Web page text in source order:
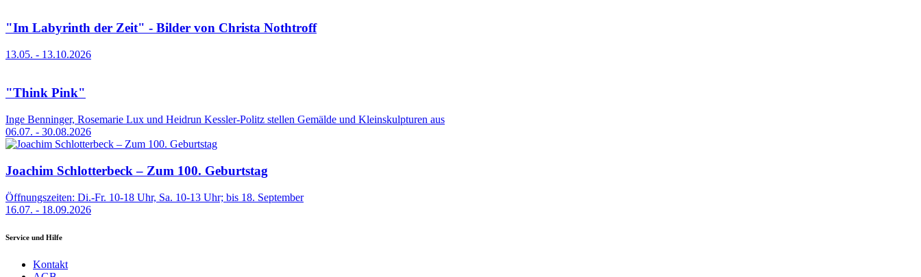
"Im Labyrinth der Zeit" - Bilder von Christa Nothtroff
13.05. - 13.10.2026
"Think Pink"
Inge Benninger, Rosemarie Lux und Heidrun Kessler-Politz stellen Gemälde und Kleinskulpturen aus
06.07. - 30.08.2026
Joachim Schlotterbeck – Zum 100. Geburtstag
Öffnungszeiten: Di.-Fr. 10-18 Uhr, Sa. 10-13 Uhr; bis 18. September
16.07. - 18.09.2026
Service und Hilfe
Kontakt